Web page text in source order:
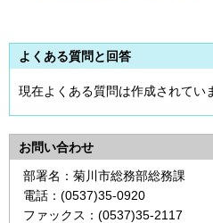
よくある質問と回答
現在よくある質問は作成されてい
お問い合わせ
部署名：菊川市総務部総務課
電話：(0537)35-0920
ファックス：(0537)35-2117